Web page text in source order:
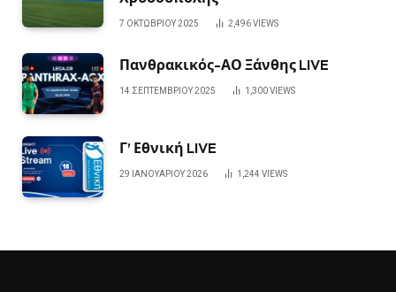
7 ΟΚΤΩΒΡΊΟΥ 2025 2,496VIEWS
Πανθρακικός-ΑΟ Ξάνθης LIVE
14 ΣΕΠΤΕΜΒΡΊΟΥ 2025 1,300VIEWS
Γ’ Εθνική LIVE
29 ΙΑΝΟΥΑΡΊΟΥ 2026 1,244 VIEWS